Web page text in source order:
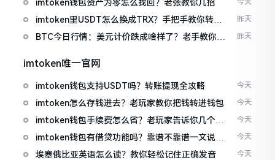
imtoken钱包资产为零怎么找回？老张教你几招 今天
imtoken里USDT怎么换成TRX？手把手教你转成
波场币
昨天
BTC今日行情：美元计价跌成啥样了？老手教你咋
昨天
imtoken唯一官网
imtoken钱包支持USDT吗？转账提现全攻略 今天
imtoken怎么存钱进去？老玩家教你把钱转进钱包 今天
imtoken钱包手续费怎么省？老玩家告诉你几个实
在招
今天
imtoken钱包有借贷功能吗？靠谱不靠谱一文说清
楚
今天
埃塞俄比亚英语怎么读？教你轻松记住正确发音 今天